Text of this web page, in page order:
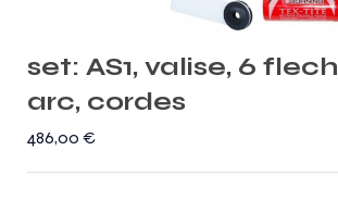
set: AS1, valise, 6
arc, cordes
486,00€